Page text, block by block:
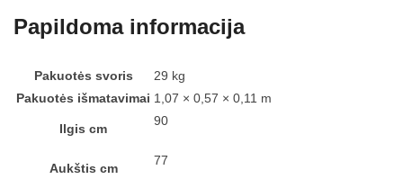
Papildoma informacija
Pakuotės svoris
29 kg
Pakuotės išmatavimai 1,07 × 0,57 × 0,11 m
Ilgis cm
90
Aukštis cm
77